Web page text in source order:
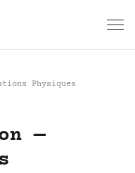
Physiques
—